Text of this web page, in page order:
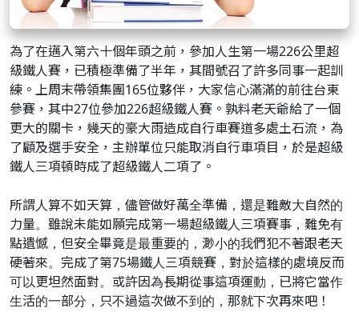
為了在邁入第六十個年頭之前，參加人生第一場226公里超
級鐵人賽，已積極準備了半年，其間號召了許多同事一起訓
練。上周末帶領集團165位夥伴，大家信心滿滿的前往台東
參賽，其中27位參加226超級鐵人賽。孰料老天爺給了一個
更大的關卡，幾天的豪大雨造成自行車賽道多處土石流，為
了顧及選手安全，主辦單位只能取消自行車項目，於是超級
鐵人三項頓時成了超級鐵人二項了。
所謂人算不如天算，儘管做好萬全準備，還是難敵大自然的
力量。雖說未能如願完成第一場超級鐵人三項賽事，難免有
點遺憾，但安全畢竟是最重要的，渺小的我們犯不著跟老天
硬著來。完成了第75場鐵人三項競賽，對於這樣的處境反而
可以更坦然面對。或許因為長期從事這項運動，已將它當作
生活的一部分，只不過這次做不到的，那就下次再來吧！